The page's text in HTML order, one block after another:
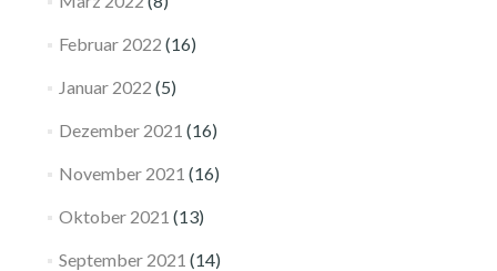
Februar 2022 (16)
Januar 2022 (5)
Dezember 2021 (16)
November 2021 (16)
Oktober 2021 (13)
September 2021 (14)